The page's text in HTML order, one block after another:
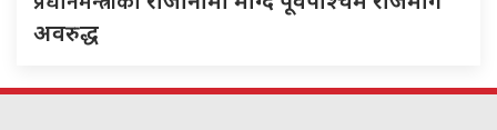
अवरुद्ध